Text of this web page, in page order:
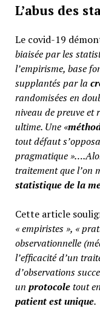
L’abus des
Le covid-19
biaisée par les
l’empirisme, base
supplantés par la
randomisées en
niveau de preuve et
ultime. Une «
tout défaut
pragmatique
traitement que l’on
statistique de la
Cette article
« empiristes », «
observationnelle
l’efficacité d’un
d’observations
un protocoletout
patient est unique.